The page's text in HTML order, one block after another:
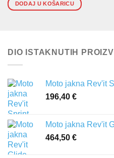
DODAJ U KOŠARICU
DIO ISTAKNUTIH
Moto jakna Rev'it
196,40 €
Moto jakna Rev'it
464,50 €